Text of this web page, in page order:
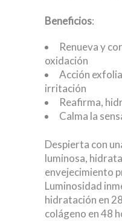
Beneficios:
Renueva y
oxidación
Acción
irritación
Reafirma,
Calma la
Despierta con
luminosa,
envejecimiento
Luminosidad
hidratación en
colágeno en 48